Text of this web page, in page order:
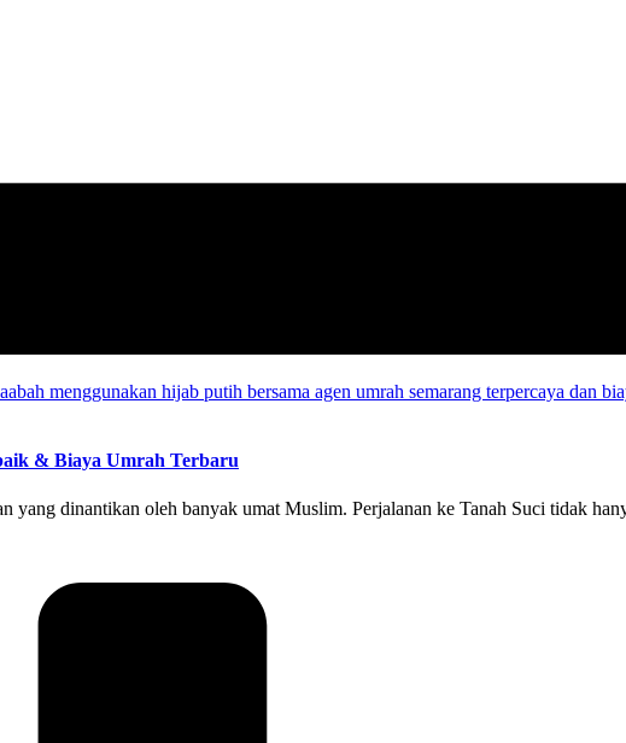
& Biaya Umrah Terbaru
yang dinantikan oleh banyak umat Muslim. Perjalanan ke Tanah Suci tidak